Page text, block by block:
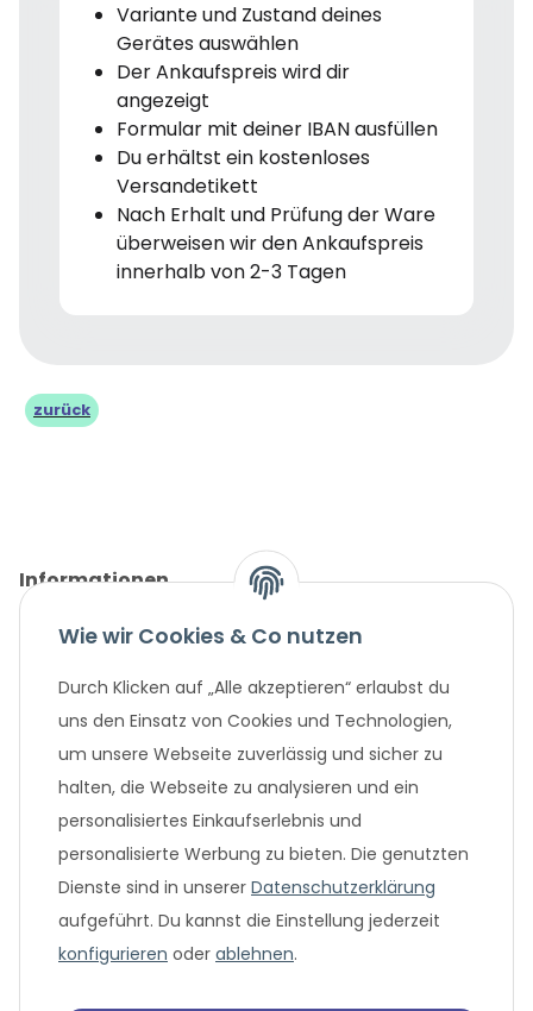
Variante und Zustand deines
Gerätes auswählen
Der Ankaufspreis wird dir
angezeigt
Formular mit deiner IBAN ausfüllen
Du erhältst ein kostenloses
Versandetikett
Nach Erhalt und Prüfung der Ware
überweisen wir den Ankaufspreis
innerhalb von 2-3 Tagen
zurück
Informationen
Gesetzliche Informationen
Unternehmen
Beliebte Angebote
* Alle Preisangaben in Euro, inklusive der gesetzlich geltenden
Wie wir Cookies & Co nutzen
Durch Klicken auf „Alle akzeptieren“ erlaubst du
uns den Einsatz von Cookies und Technologien,
um unsere Webseite zuverlässig und sicher zu
halten, die Webseite zu analysieren und ein
personalisiertes Einkaufserlebnis und
personalisierte Werbung zu bieten. Die genutzten
Dienste sind in unserer Datenschutzerklärung
aufgeführt. Du kannst die Einstellung jederzeit
konfigurieren oder ablehnen.